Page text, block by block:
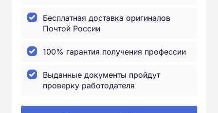
Бесплатная доставка оригиналов
Почтой России
100% гарантия получения профессии
Выданные документы пройдут
проверку работодателя